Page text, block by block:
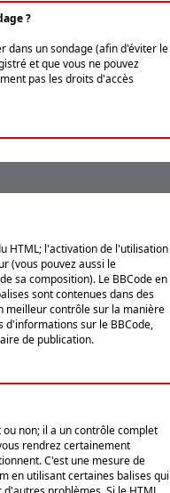
?
dans un sondage (afin d'éviter le
et que vous ne pouvez
pas les droits d'accès
HTML; l'activation de l'utilisation
(vous pouvez aussi le
sa composition). Le BBCode en
sont contenues dans des
meilleur contrôle sur la manière
d'informations sur le BBCode,
de publication.
non; il a un contrôle complet
rendrez certainement
C'est une mesure de
en utilisant certaines balises qui